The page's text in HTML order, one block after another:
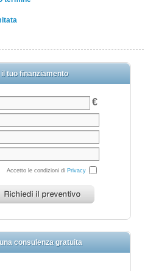
tuo finanziamento
€
Accetto le condizioni di Privacy
consulenza gratuita